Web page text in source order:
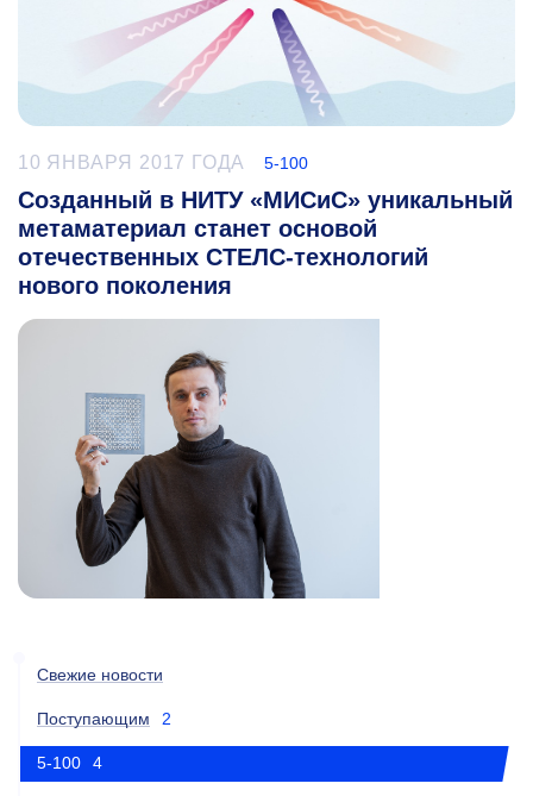
10 ЯНВАРЯ 2017 ГОДА 5-100
Созданный в НИТУ «МИСиС» уникальный
метаматериал станет основой
отечественных СТЕЛС-технологий
нового поколения
Свежие новости
Поступающим 2
5-100 4